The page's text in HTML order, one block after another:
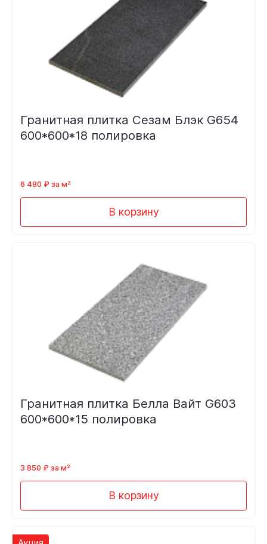
Гранитная плитка Сезам Блэк G654
600*600*18 полировка
6 480 ₽ за м²
В корзину
Гранитная плитка Белла Вайт G603
600*600*15 полировка
3 850 ₽ за м²
В корзину